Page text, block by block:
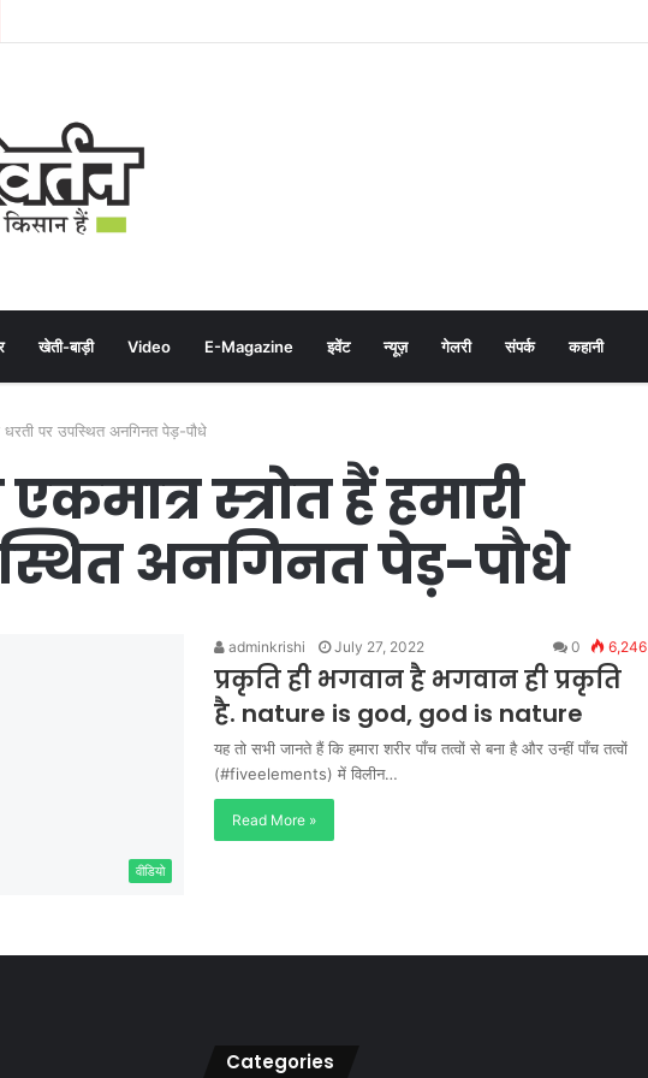
खेती-बाड़ी Video E-Magazine इवेंट न्यूज़ गेलरी संपर्क कहानी
धरती पर उपस्थित अनगिनत पेड़-पौधे
स्त्रोत हैं हमारी
अनगिनत पेड़-पौधे
वीडियो
adminkrishi July 27, 2022 0 6,246
प्रकृति ही भगवान है भगवान ही प्रकृति
है. nature is god, god is nature
यह तो सभी जानते हैं कि हमारा शरीर पाँच तत्वों से बना है और उन्हीं पाँच तत्वों
(#fiveelements) में विलीन…
Read More »
Categories